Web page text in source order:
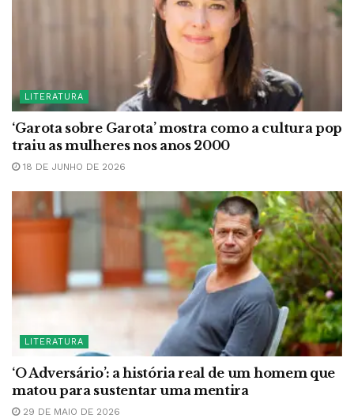
LITERATURA
‘Garota sobre Garota’ mostra como a cultura pop
traiu as mulheres nos anos 2000
18 DE JUNHO DE 2026
LITERATURA
‘O Adversário’: a história real de um homem que
matou para sustentar uma mentira
29 DE MAIO DE 2026